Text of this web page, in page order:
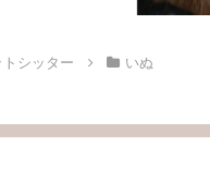
トシッター いぬ